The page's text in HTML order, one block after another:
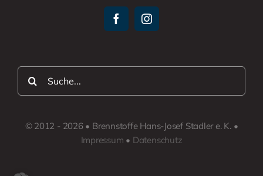
Suche
nach:
© 2012 - 2026 • Brennstoffe Hans-Josef Stadler e. K. •
Impressum • Datenschutz